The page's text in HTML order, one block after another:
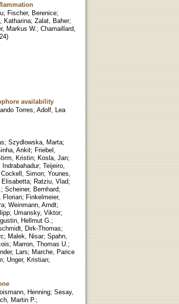
; Fischer, Berenice;
Katharina; Zalat, Baher;
Markus W. ; Chamaillard,
)
availability
Torres; Adolf, Lea
; Szydlowska, Marta;
Ankit; Friebel,
Kristin; Kosla, Jan;
Indrabahadur; Teijeiro,
Cockell, Simon; Younes,
Elisabetta; Ratziu, Vlad;
; Scheiner, Bernhard;
Florian; Finkelmeier,
; Weinmann, Arndt;
; Umansky, Viktor;
Hellmut G. ;
Dirk-Thomas;
; Malek, Nisar; Spahn,
; Marron, Thomas U. ;
Lars; Marche, Parice
; Unger, Kristian;
Henning; Sesay,
Martin P. ;